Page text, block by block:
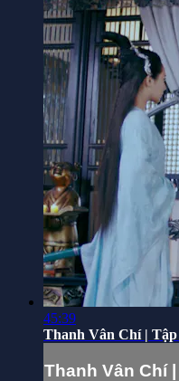
45:39
Thanh Vân Chí | Tập
Thanh Vân Chí